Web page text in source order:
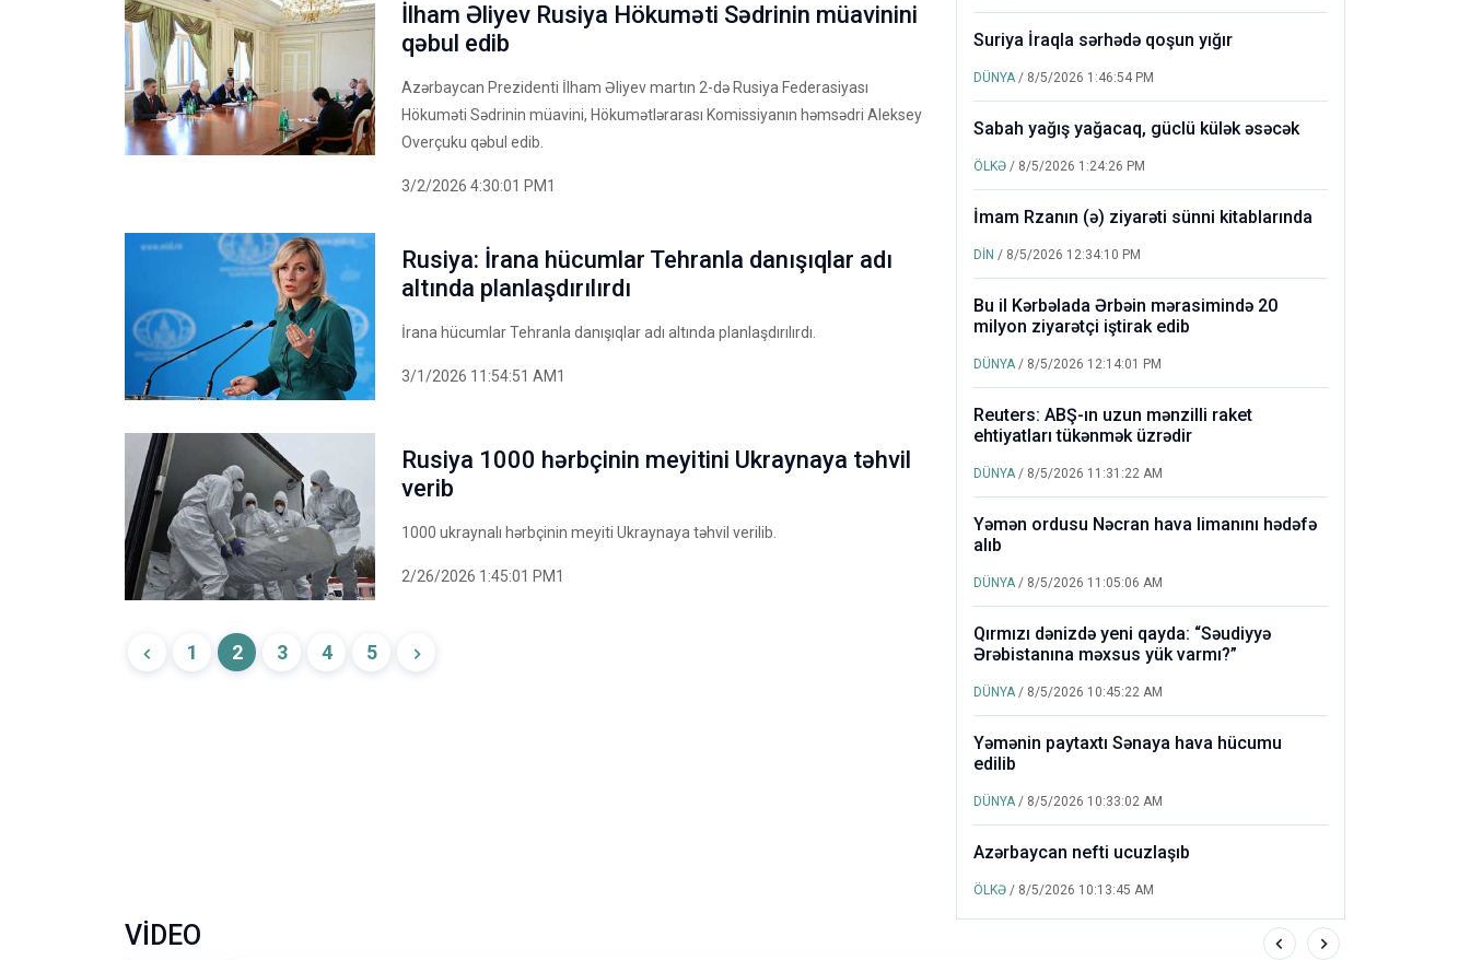
İlham Əliyev Rusiya Hökuməti Sədrinin müavinini
qəbul edib
Azərbaycan Prezidenti İlham Əliyev martın 2-də Rusiya Federasiyası
Hökuməti Sədrinin müavini, Hökumətlərarası Komissiyanın həmsədri Aleksey
Overçuku qəbul edib.
3/2/2026 4:30:01 PM1
Rusiya: İrana hücumlar Tehranla danışıqlar adı
altında planlaşdırılırdı
İrana hücumlar Tehranla danışıqlar adı altında planlaşdırılırdı.
3/1/2026 11:54:51 AM1
Rusiya 1000 hərbçinin meyitini Ukraynaya təhvil
verib
1000 ukraynalı hərbçinin meyiti Ukraynaya təhvil verilib.
2/26/2026 1:45:01 PM1
1 2 3 4 5
Suriya İraqla sərhədə qoşun yığır
DÜNYA/ 8/5/2026 1:46:54 PM
Sabah yağış yağacaq, güclü külək əsəcək
ÖLKƏ / 8/5/2026 1:24:26 PM
İmam Rzanın (ə) ziyarəti sünni kitablarında
DİN / 8/5/2026 12:34:10 PM
Bu il Kərbəlada Ərbəin mərasimində 20
milyon ziyarətçi iştirak edib
DÜNYA/ 8/5/2026 12:14:01 PM
Reuters: ABŞ-ın uzun mənzilli raket
ehtiyatları tükənmək üzrədir
DÜNYA/ 8/5/2026 11:31:22 AM
Yəmən ordusu Nəcran hava limanını hədəfə
alıb
DÜNYA/ 8/5/2026 11:05:06 AM
Qırmızı dənizdə yeni qayda: “Səudiyyə
Ərəbistanına məxsus yük varmı?”
DÜNYA/ 8/5/2026 10:45:22 AM
Yəmənin paytaxtı Sənaya hava hücumu
edilib
DÜNYA/ 8/5/2026 10:33:02 AM
Azərbaycan nefti ucuzlaşıb
ÖLKƏ / 8/5/2026 10:13:45 AM
VİDEO